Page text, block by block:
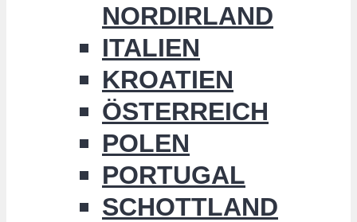
NORDIRLAND
ITALIEN
KROATIEN
ÖSTERREICH
POLEN
PORTUGAL
SCHOTTLAND